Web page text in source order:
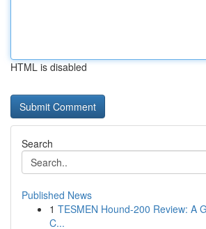
HTML is disabled
Search
Published News
1 TESMEN Hound-200 Review: A
C...